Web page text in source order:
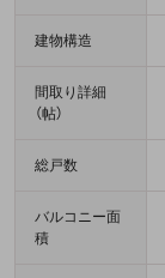
建物構造
間取り詳細
（帖）
総戸数
バルコニー面
積